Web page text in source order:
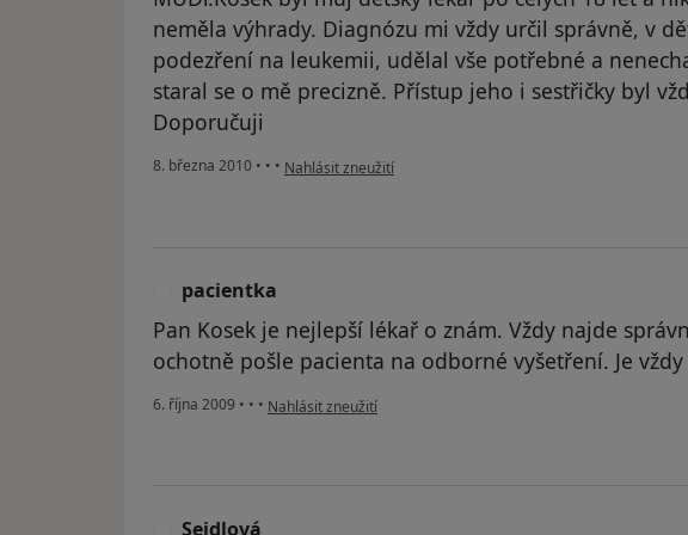
neměla výhrady. Diagnózu mi vždy určil správně, v
podezření na leukemii, udělal vše potřebné a
staral se o mě precizně. Přístup jeho i sestřičky byl
Doporučuji
8. března 2010 • • • podle názoru uživatele Pacient
Nahlásit zneužití
pacientka
Pan Kosek je nejlepší lékař o znám. Vždy najde
ochotně pošle pacienta na odborné vyšetření. Je
6. října 2009 • • • podle názoru uživatele pacientka
Nahlásit zneužití
Seidlová